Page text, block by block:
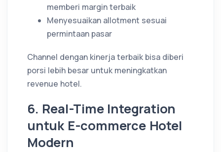
memberi margin terbaik
Menyesuaikan allotment sesuai
permintaan pasar
Channel dengan kinerja terbaik bisa diberi
porsi lebih besar untuk meningkatkan
revenue hotel.
6. Real-Time Integration
untuk E-commerce Hotel
Modern